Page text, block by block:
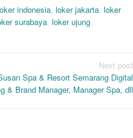
indonesia, loker jakarta, loker
surabaya, loker ujung
Next post
Spa & Resort Semarang Digital
& Brand Manager, Manager Spa, dll